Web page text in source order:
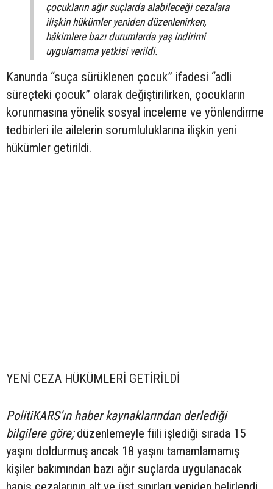
çocukların ağır suçlarda alabileceği cezalara
ilişkin hükümler yeniden düzenlenirken,
hâkimlere bazı durumlarda yaş indirimi
uygulamama yetkisi verildi.
Kanunda “suça sürüklenen çocuk” ifadesi “adli
süreçteki çocuk” olarak değiştirilirken, çocukların
korunmasına yönelik sosyal inceleme ve yönlendirme
tedbirleri ile ailelerin sorumluluklarına ilişkin yeni
hükümler getirildi.
YENİ CEZA HÜKÜMLERİ GETİRİLDİ
PolitiKARS’ın haber kaynaklarından derlediği
bilgilere göre;düzenlemeyle fiili işlediği sırada 15
yaşını doldurmuş ancak 18 yaşını tamamlamamış
kişiler bakımından bazı ağır suçlarda uygulanacak